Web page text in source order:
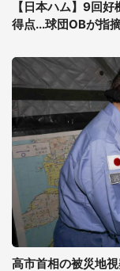
【日本ハム】9回
得点...球団OBが指
高市首相の被災地